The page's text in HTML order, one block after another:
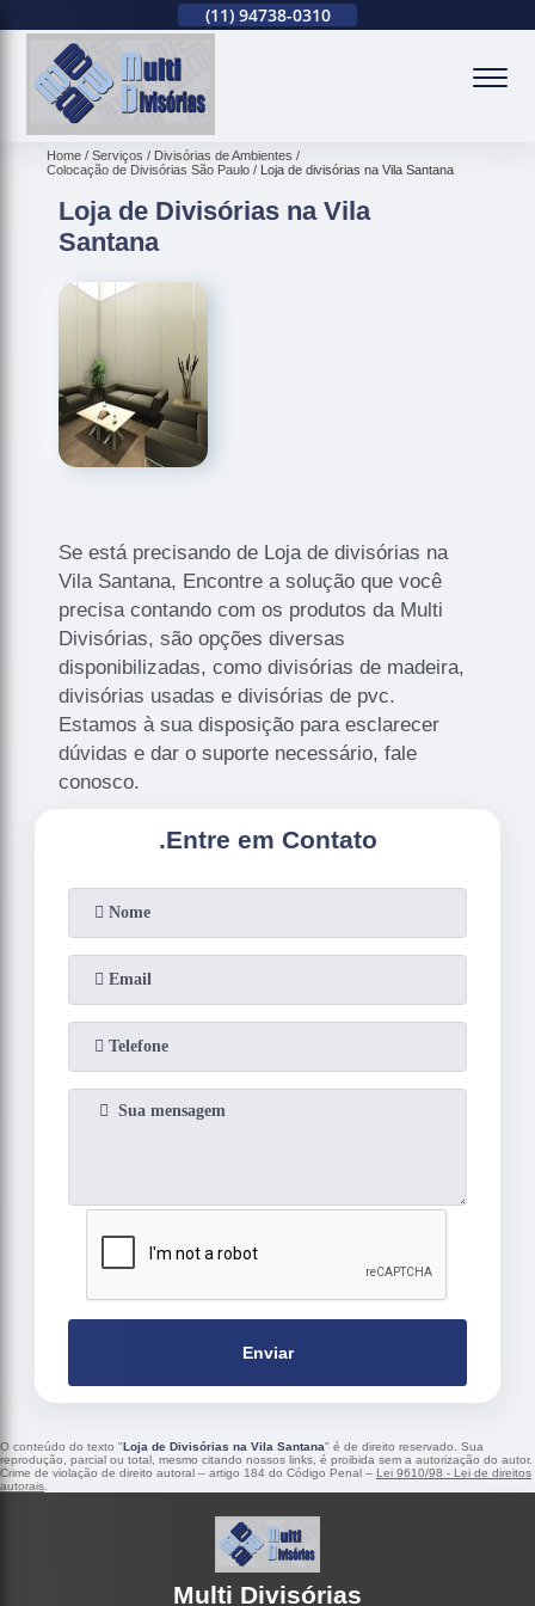
(11) 94738-0310
Home Serviços
Divisórias de Ambientes
Colocação de Divisórias São Paulo
Loja de divisórias na Vila Santana
Loja de Divisórias na Vila
Santana
Se está precisando de Loja de divisórias na
Vila Santana, Encontre a solução que você
precisa contando com os produtos da Multi
Divisórias, são opções diversas
disponibilizadas, como divisórias de madeira,
divisórias usadas e divisórias de pvc.
Estamos à sua disposição para esclarecer
dúvidas e dar o suporte necessário, fale
conosco.
.Entre em Contato
Enviar
O conteúdo do texto "Loja de Divisórias na Vila Santana" é de direito reservado. Sua
reprodução, parcial ou total, mesmo citando nossos links, é proibida sem a autorização do autor.
Crime de violação de direito autoral – artigo 184 do Código Penal – Lei 9610/98 - Lei de direitos
autorais
Multi Divisórias